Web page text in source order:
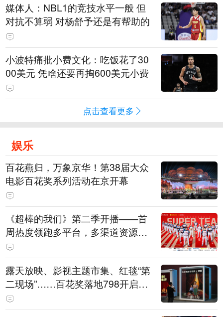
媒体人：NBL1的竞技水平一般 但
对抗不算弱 对杨舒予还是有帮助的
小波特痛批小费文化：吃饭花了30
00美元 凭啥还要再掏600美元小费
点击查看更多
娱乐
百花燕归，万象京华！第38届大众
电影百花奖系列活动在京开幕
《超棒的我们》第二季开播——首
周热度领跑多平台，多渠道资源加
持助推棒球文化出圈
露天放映、影视主题市集、红毯“第
二现场”……百花奖落地798开启城
市文化体验新场景